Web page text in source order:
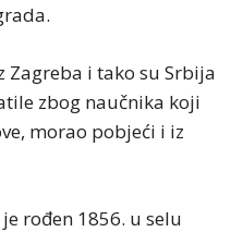
Zagreba i tako su Srbija
zbog naučnika koji
morao pobjeći i iz
rođen 1856. u selu